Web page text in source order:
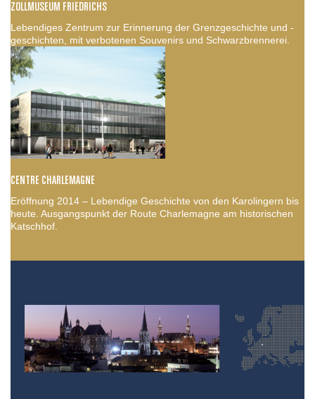
ZOLLMUSEUM FRIEDRICHS
Lebendiges Zentrum zur Erinnerung der Grenzgeschichte und -
geschichten, mit verbotenen Souvenirs und Schwarzbrennerei.
CENTRE CHARLEMAGNE
Eröffnung 2014 – Lebendige Geschichte von den Karolingern bis
heute. Ausgangspunkt der Route Charlemagne am historischen
Katschhof.